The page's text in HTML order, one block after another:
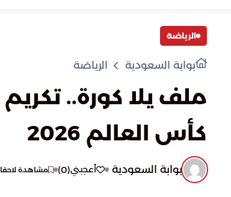
الرياضة
بوابة السعودية الرياضة
كأس العالم 2026
بوابة السعودية أعجبني(
0
) مشاهدة لاحقا